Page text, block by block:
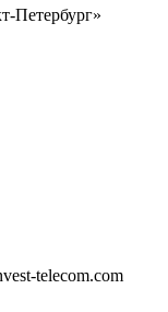
Петербург»
telecom.com